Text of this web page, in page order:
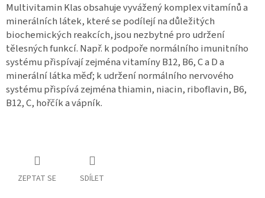
Multivitamin Klas obsahuje vyvážený komplex vitamínů a
minerálních látek, které se podílejí na důležitých
biochemických reakcích, jsou nezbytné pro udržení
tělesných funkcí. Např. k podpoře normálního imunitního
systému přispívají zejména vitamíny B12, B6, C a D a
minerální látka měď; k udržení normálního nervového
systému přispívá zejména thiamin, niacin, riboflavin, B6,
B12, C, hořčík a vápník.
ZEPTAT SE SDÍLET